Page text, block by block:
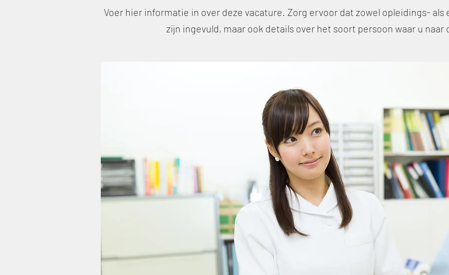
Voer hier informatie in over deze vacature. Zorg ervoor dat zowel opleidings- als
zijn ingevuld, maar ook details over het soort persoon waar u naar